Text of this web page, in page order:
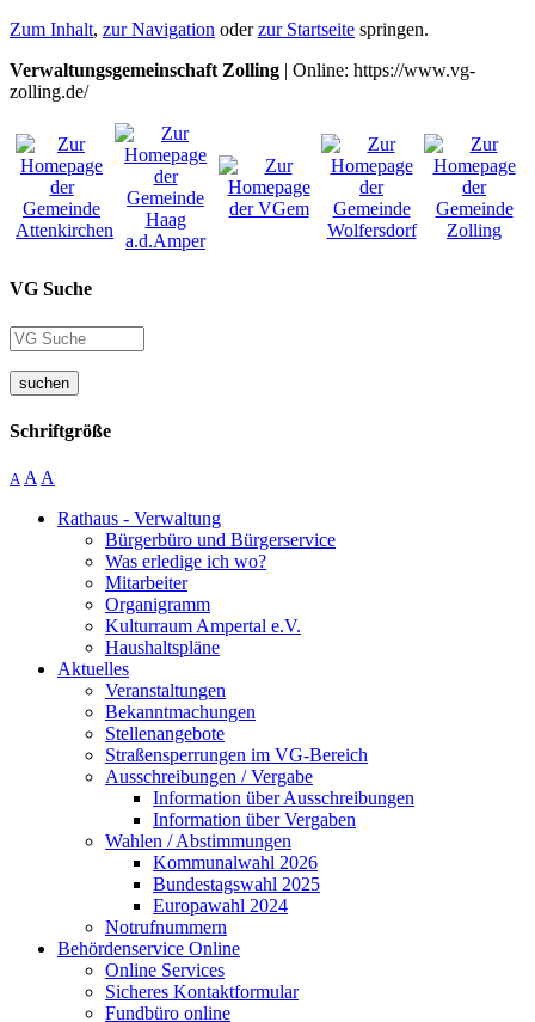
Zum Inhalt, zur Navigation oderzur Startseite springen.
Verwaltungsgemeinschaft Zolling | Online: https://www.vg-
zolling.de/
VG Suche
suchen
Schriftgröße
A A A
Rathaus - Verwaltung
Bürgerbüro und Bürgerservice
Was erledige ich wo?
Mitarbeiter
Organigramm
Kulturraum Ampertal e.V.
Haushaltspläne
Aktuelles
Veranstaltungen
Bekanntmachungen
Stellenangebote
Straßensperrungen im VG-Bereich
Ausschreibungen / Vergabe
Information über Ausschreibungen
Information über Vergaben
Wahlen / Abstimmungen
Kommunalwahl 2026
Bundestagswahl 2025
Europawahl 2024
Notrufnummern
Behördenservice Online
Online Services
Sicheres Kontaktformular
Fundbüro online